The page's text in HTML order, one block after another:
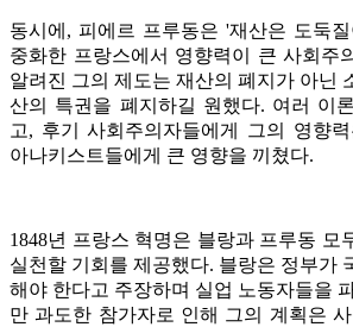
동시에, 피에르 프루동은 '재산은 도둑질
중화한 프랑스에서 영향력이 큰 사회주
알려진 그의 제도는 재산의 폐지가 아닌
산의 특권을 폐지하길 원했다. 여러 이
고, 후기 사회주의자들에게 그의 영향
아나키스트들에게 큰 영향을 끼쳤다.
1848년 프랑스 혁명은 블랑과 프루동 모
실천할 기회를 제공했다. 블랑은 정부가
해야 한다고 주장하며 실업 노동자들을
만 과도한 참가자로 인해 그의 계획은